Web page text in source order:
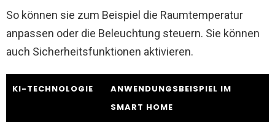
So können sie zum Beispiel die Raumtemperatur
anpassen oder die Beleuchtung steuern. Sie können
auch Sicherheitsfunktionen aktivieren.
KI-TECHNOLOGIE
ANWENDUNGSBEISPIEL IM
SMART HOME